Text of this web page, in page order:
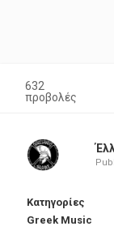
632
προβολές
Κατηγορίες
Greek Music